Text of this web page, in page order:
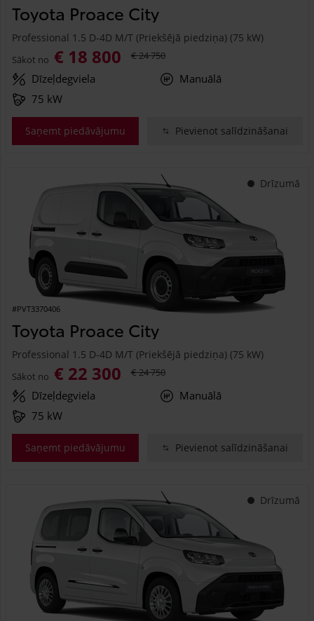
Toyota Proace City
Professional 1.5 D-4D M/T (Priekšējā piedziņa) (75 kW)
Sākot no € 18 800 € 24 750
Dīzeļdegviela
Manuālā
75 kW
Saņemt piedāvājumu Pievienot salīdzināšanai
Drīzumā
#PVT3370406
Toyota Proace City
Professional 1.5 D-4D M/T (Priekšējā piedziņa) (75 kW)
Sākot no € 22 300 € 24 750
Dīzeļdegviela
Manuālā
75 kW
Saņemt piedāvājumu Pievienot salīdzināšanai
Drīzumā